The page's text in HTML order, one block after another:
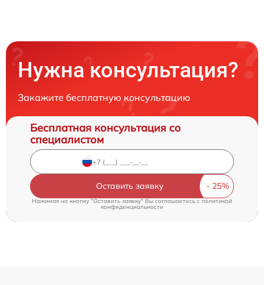
Нужна консультация?
Закажите бесплатную консультацию
Бесплатная консультация со
специалистом
Оставить заявку
Нажимая на кнопку "Оставить заявку" Вы соглашаетесь c политикой
конфиденциальности